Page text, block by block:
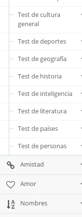
Test de cultura
general
Test de deportes
Test de geografía
Test de historia
Test de inteligencia
Test de literatura
Test de países
Test de personas
Amistad
Amor
Nombres